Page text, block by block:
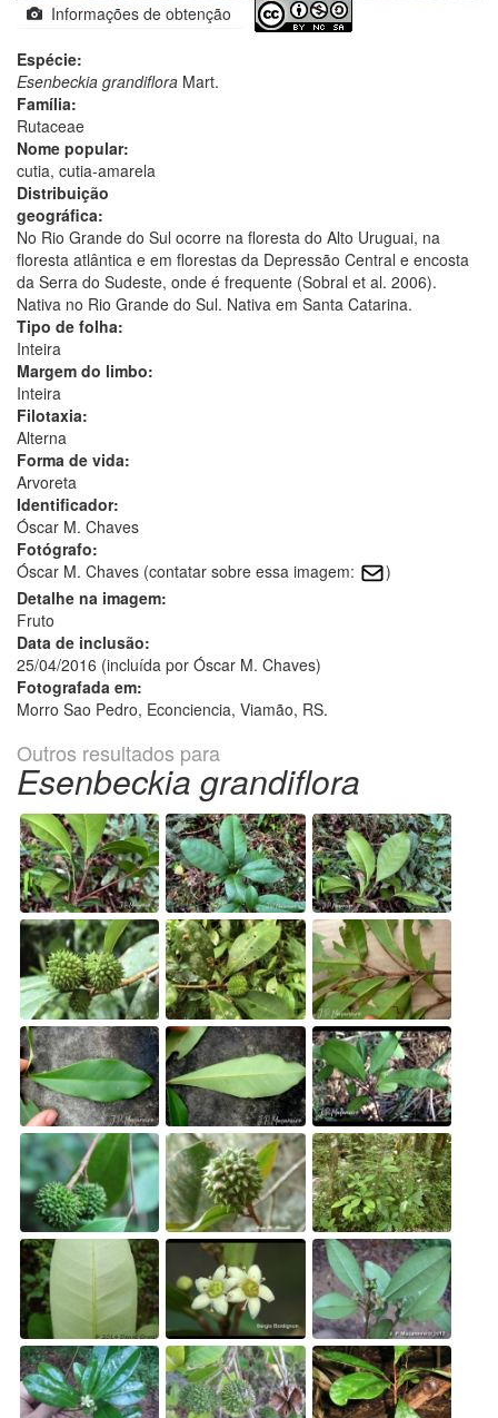
Informações de obtenção
Espécie:
Esenbeckia grandiflora Mart.
Família:
Rutaceae
Nome popular:
cutia, cutia-amarela
Distribuição
geográfica:
No Rio Grande do Sul ocorre na floresta do Alto Uruguai, na
floresta atlântica e em florestas da Depressão Central e encosta
da Serra do Sudeste, onde é frequente (Sobral et al. 2006).
Nativa no Rio Grande do Sul. Nativa em Santa Catarina.
Tipo de folha:
Inteira
Margem do limbo:
Inteira
Filotaxia:
Alterna
Forma de vida:
Arvoreta
Identificador:
Óscar M. Chaves
Fotógrafo:
Óscar M. Chaves (contatar sobre essa imagem:
)
Detalhe na imagem:
Fruto
Data de inclusão:
25/04/2016 (incluída por Óscar M. Chaves)
Fotografada em:
Morro Sao Pedro, Econciencia, Viamão, RS.
Outros resultados para
Esenbeckia grandiflora